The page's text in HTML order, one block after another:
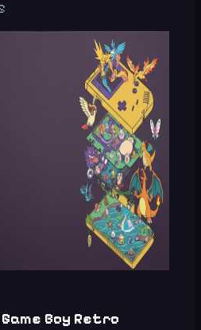
Boy Retro